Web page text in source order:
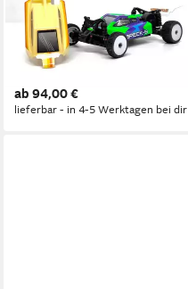
RC-Auto 1:24 2WD Mini
Buggy "Speck-B" LIMITED
EDITION (READY-TO-RACE,
INKL. FERNSTEUERUNG,
FAHRAKKU UND
LADEGRÄT), INKL. 2
ab 94,00 €
lieferbar - in 4-5 Werktagen bei dir